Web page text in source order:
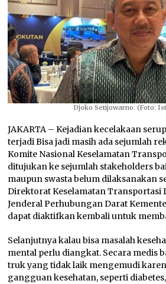
Djoko Setijowarno. (Foto:
JAKARTA – Kejadian kecelakaan
terjadi Bisa jadi masih ada sejumlah
Komite Nasional Keselamatan
ditujukan ke sejumlah stakeholders
maupun swasta belum dilaksanakan
Direktorat Keselamatan Transportasi
Jenderal Perhubungan Darat
dapat diaktifkan kembali untuk
Selanjutnya kalau bisa masalah
mental perlu diangkat. Secara medis
truk yang tidak laik mengemudi
gangguan kesehatan, seperti